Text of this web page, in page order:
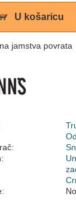
U košaricu
jamstva povrata